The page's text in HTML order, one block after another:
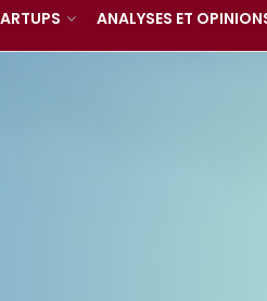
ANALYSES ET